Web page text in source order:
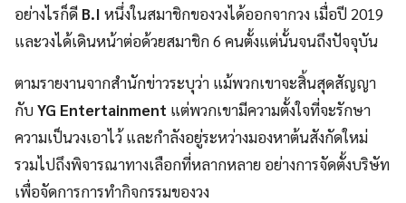
อย่างไรก็ดี B.I หนึ่งในสมาชิกของวงได้ออกจากวง เมื่อปี 2019
และวงได้เดินหน้าต่อด้วยสมาชิก 6 คนตั้งแต่นั้นจนถึงปัจจุบัน
ตามรายงานจากสำนักข่าวระบุว่า แม้พวกเขาจะสิ้นสุดสัญญา
กับYG Entertainment แต่พวกเขามีความตั้งใจที่จะรักษา
ความเป็นวงเอาไว้ และกำลังอยู่ระหว่างมองหาต้นสังกัดใหม่
รวมไปถึงพิจารณาทางเลือกที่หลากหลาย อย่างการจัดตั้งบริษัท
เพื่อจัดการการทำกิจกรรมของวง